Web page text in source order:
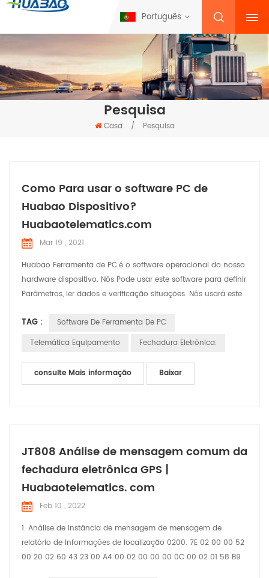
Português
Pesquisa
Casa / Pesquisa
Como Para usar o software PC de
Huabao Dispositivo?
Huabaotelematics.com
Mar 19 , 2021
Huabao Ferramenta de PC.é o software operacional do nosso
hardware dispositivo. Nós Pode usar este software para definir
Parâmetros, ler dados e verificação situações. Nós usará este
TAG :
Software De Ferramenta De PC
Telemática Equipamento
Fechadura Eletrônica.
consulte Mais informação Baixar
JT808 Análise de mensagem comum da
fechadura eletrônica GPS |
Huabaotelematics. com
Feb 10 , 2022
1. Análise de instância de mensagem de mensagem de
relatório de informações de localização 0200. 7E 02 00 00 52
00 20 02 60 43 23 00 A4 00 02 00 00 00 0C 00 02 01 58 B9